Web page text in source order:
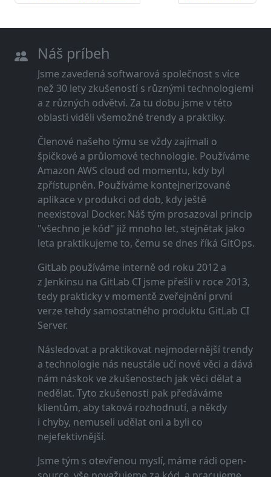
Náš príbeh
Jsme zavedená softwarová společnost s více
než 30 lety zkušeností s různými technologiemi
a z různých odvětví. Za tu dobu jsme v této
oblasti viděli všemožné trendy a praktiky.
Členové našeho týmu se vždy zajímali o
špičkové a průlomové technologie. Používáme
Amazon AWS cloud od momentu, kdy byl
zpřístupněn. Používáme kontejnerizované
aplikace v produkci od dob, kdy ještě
neexistoval Docker. Náš tým prosazoval princip
"všechno je kód" již mnoho let, stejnětak jako
leta praktikujeme to, čemu se dnes říká GitOps.
GitLab používáme interně od roku 2012 a
z Jenkinsu na GitLab CI jsme přešli v roce 2013,
tedy prakticky v momentě zveřejnění první
verze tehdy samostatného produktu GitLab CI
Server.
Následovat a praktikovat nejmodernější trendy
a technologie nás neustále učí nové věci a dává
nám náskok ve zkušenostech jak věci dělat a
nedělat. Tyto zkušenosti pak předáváme
klientům, aby taková rozhodnutí, a někdy
i chyby, nemuseli udělat oni a byli co
nejefektivnější.
Jsme tým s otevřenou myslí, máme rádi open-